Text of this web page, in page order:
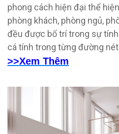
phong cách hiện đại thể
phòng khách, phòng ngủ,
đều được bố trí trong sự
cá tính trong từng đường
>>Xem Thêm